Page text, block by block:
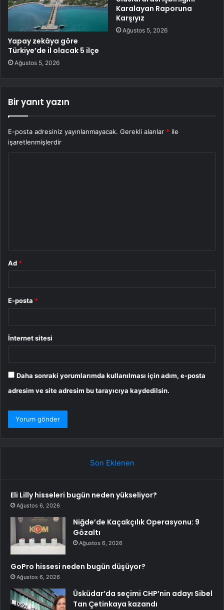
Yapay zekâya göre
Türkiye’de il olacak 5 ilçe
Ağustos 5, 2026
Karalayan Raporuna
Karşıyız
Ağustos 5, 2026
Bir yanıt yazın
E-posta adresiniz yayınlanmayacak. Gerekli alanlar * ile
işaretlenmişlerdir
Ad *
E-posta *
İnternet sitesi
Daha sonraki yorumlarımda kullanılması için adım, e-posta
adresim ve site adresim bu tarayıcıya kaydedilsin.
Son Eklenen
Eli Lilly hisseleri bugün neden yükseliyor?
Ağustos 6, 2026
Niğde’de Kaçakçılık Operasyonu: 9
Gözaltı
Ağustos 6, 2026
GoPro hissesi neden bugün düşüyor?
Ağustos 6, 2026
Üsküdar’da seçimi CHP’nin adayı Sibel
Tan Çetinkaya kazandı